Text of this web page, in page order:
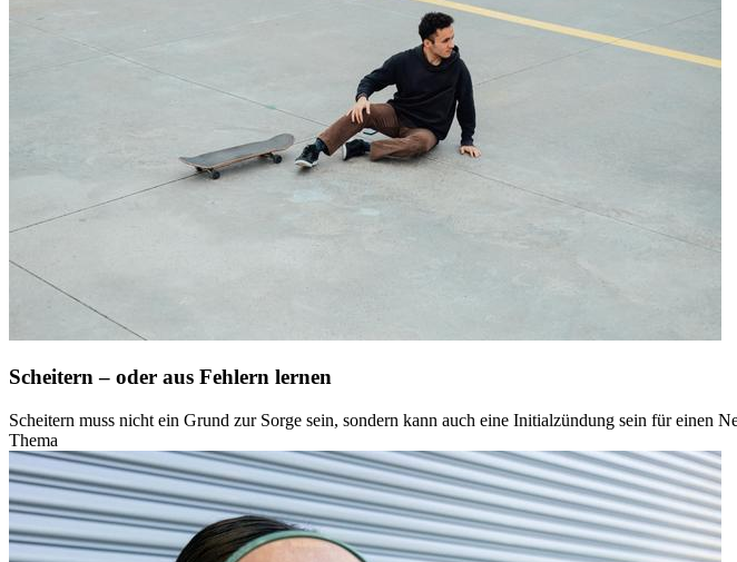
Scheitern – oder aus Fehlern lernen
Scheitern muss nicht ein Grund zur Sorge sein, sondern kann auch eine Initialzündung sein für einen
Thema